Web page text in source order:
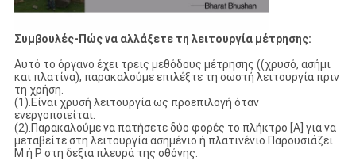
Συμβουλές-Πώς να αλλάξετε τη λειτουργία μέτρησης:
Αυτό το όργανο έχει τρεις μεθόδους μέτρησης ((χρυσό, ασήμι
και πλατίνα), παρακαλούμε επιλέξτε τη σωστή λειτουργία πριν
τη χρήση.
(1).Είναι χρυσή λειτουργία ως προεπιλογή όταν
ενεργοποιείται.
(2).Παρακαλούμε να πατήσετε δύο φορές το πλήκτρο [A] για να
μεταβείτε στη λειτουργία ασημένιο ή πλατινένιο.Παρουσιάζει
M ή P στη δεξιά πλευρά της οθόνης.